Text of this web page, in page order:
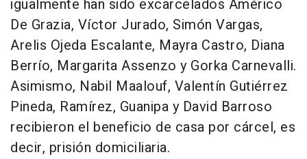
igualmente han sido excarcelados Américo
De Grazia, Víctor Jurado, Simón Vargas,
Arelis Ojeda Escalante, Mayra Castro, Diana
Berrío, Margarita Assenzo y Gorka Carnevalli.
Asimismo, Nabil Maalouf, Valentín Gutiérrez
Pineda, Ramírez, Guanipa y David Barroso
recibieron el beneficio de casa por cárcel, es
decir, prisión domiciliaria.